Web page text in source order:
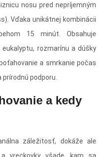
nosu pred nepríjemným
Vďaka unikátnej kombinácii
15 minút. Obsahuje
rozmarínu a dúšky
a smrkanie počas
podporu.
a kedy
záležitosť, dokáže ale
vreckovky všade, kam sa